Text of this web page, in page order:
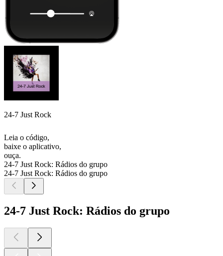
24-7 Just Rock
Leia o código,
baixe o aplicativo,
ouça.
24-7 Just Rock: Rádios do grupo
24-7 Just Rock: Rádios do grupo
24-7 Just Rock: Rádios do grupo